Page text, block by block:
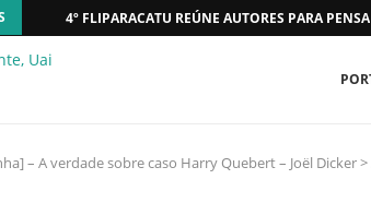
4º FLIPARACATU REÚNE AUTORES PARA
– A verdade sobre caso Harry Quebert – Joël Dicker>